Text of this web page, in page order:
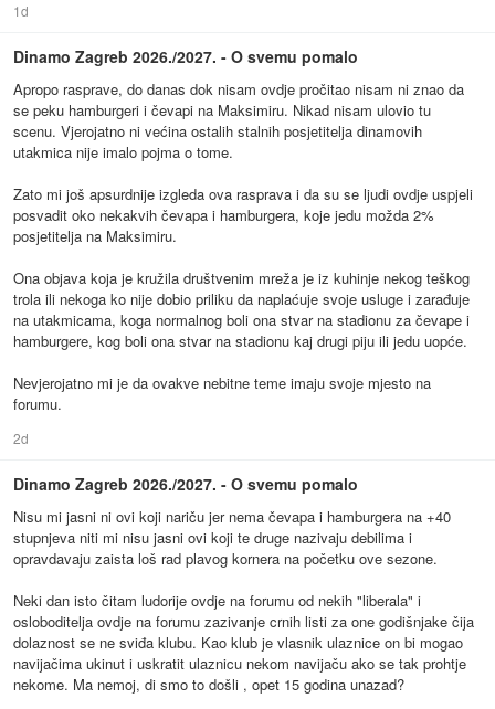
1d
Dinamo Zagreb 2026./2027. - O svemu pomalo
Apropo rasprave, do danas dok nisam ovdje pročitao nisam ni znao da
se peku hamburgeri i čevapi na Maksimiru. Nikad nisam ulovio tu
scenu. Vjerojatno ni većina ostalih stalnih posjetitelja dinamovih
utakmica nije imalo pojma o tome.
Zato mi još apsurdnije izgleda ova rasprava i da su se ljudi ovdje uspjeli
posvadit oko nekakvih čevapa i hamburgera, koje jedu možda 2%
posjetitelja na Maksimiru.
Ona objava koja je kružila društvenim mreža je iz kuhinje nekog teškog
trola ili nekoga ko nije dobio priliku da naplaćuje svoje usluge i zarađuje
na utakmicama, koga normalnog boli ona stvar na stadionu za čevape i
hamburgere, kog boli ona stvar na stadionu kaj drugi piju ili jedu uopće.
Nevjerojatno mi je da ovakve nebitne teme imaju svoje mjesto na
forumu.
2d
Dinamo Zagreb 2026./2027. - O svemu pomalo
Nisu mi jasni ni ovi koji nariču jer nema čevapa i hamburgera na +40
stupnjeva niti mi nisu jasni ovi koji te druge nazivaju debilima i
opravdavaju zaista loš rad plavog kornera na početku ove sezone.
Neki dan isto čitam ludorije ovdje na forumu od nekih "liberala" i
osloboditelja ovdje na forumu zazivanje crnih listi za one godišnjake čija
dolaznost se ne sviđa klubu. Kao klub je vlasnik ulaznice on bi mogao
navijačima ukinut i uskratit ulaznicu nekom navijaču ako se tak prohtje
nekome. Ma nemoj, di smo to došli , opet 15 godina unazad?